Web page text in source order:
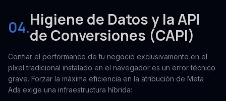
04.Higiene de Datos y la API
de Conversiones (CAPI)
Confiar el performance de tu negocio exclusivamente en el
píxel tradicional instalado en el navegador es un error técnico
grave. Forzar la máxima eficiencia en la atribución de Meta
Ads exige una infraestructura híbrida: